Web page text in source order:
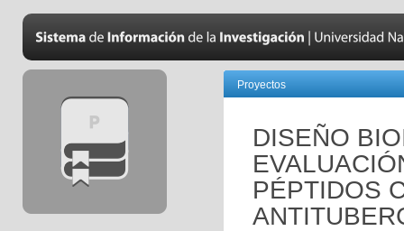
Proyectos
DISEÑO
PÉPTIDOS